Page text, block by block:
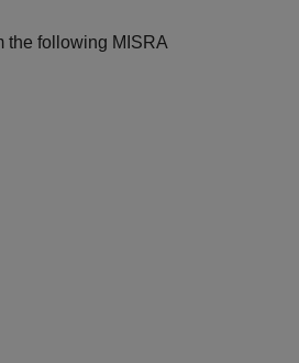
the following MISRA